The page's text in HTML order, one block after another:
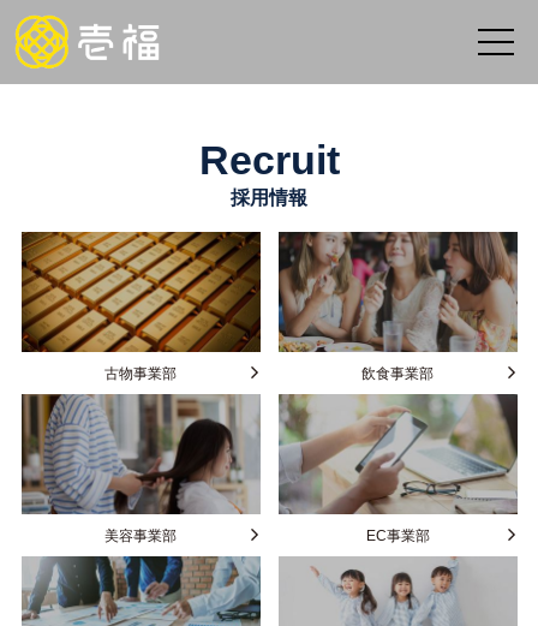
Recruit
採用情報
古物事業部 飲食事業部
美容事業部 EC事業部